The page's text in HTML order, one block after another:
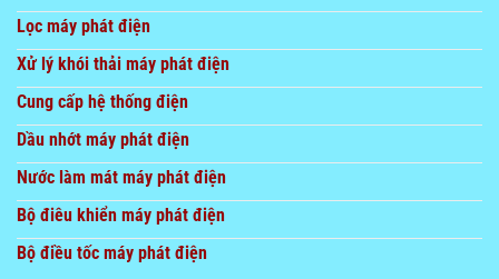
Lọc máy phát điện
Xử lý khói thải máy phát điện
Cung cấp hệ thống điện
Dầu nhớt máy phát điện
Nước làm mát máy phát điện
Bộ điêu khiển máy phát điện
Bộ điều tốc máy phát điện